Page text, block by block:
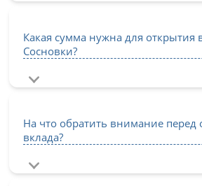
Какая сумма нужна для открытия
Сосновки?
На что обратить внимание перед
вклада?